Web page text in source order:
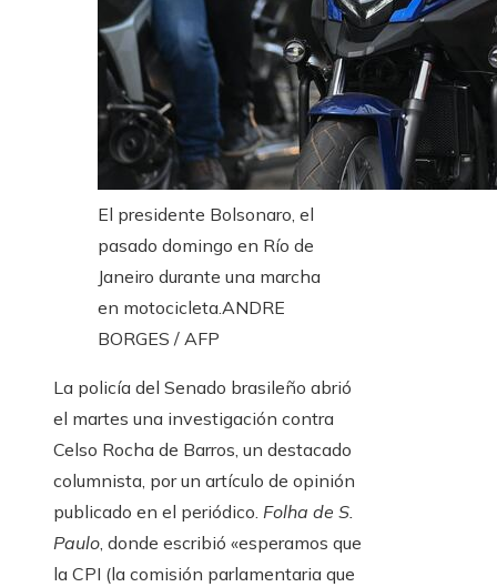
El presidente Bolsonaro, el
pasado domingo en Río de
Janeiro durante una marcha
en motocicleta.ANDRE
BORGES / AFP
La policía del Senado brasileño abrió
el martes una investigación contra
Celso Rocha de Barros, un destacado
columnista, por un artículo de opinión
publicado en el periódico. Folha de S.
Paulo, donde escribió «esperamos que
la CPI (la comisión parlamentaria que